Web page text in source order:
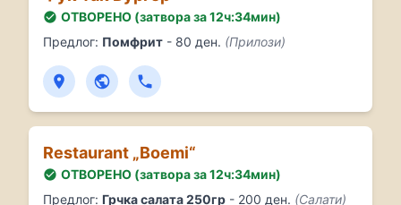
ОТВОРЕНО (затвора за 12ч:34мин)
Предлог: Помфрит - 80 ден. (Прилози)
Restaurant „Boemi“
ОТВОРЕНО (затвора за 12ч:34мин)
Предлог: Грчка салата 250гр - 200 ден. (Салати)